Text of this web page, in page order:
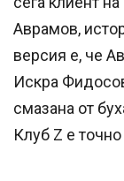
Аврамов,
версия е, че
Искра
смазана от
Клуб Z е точно